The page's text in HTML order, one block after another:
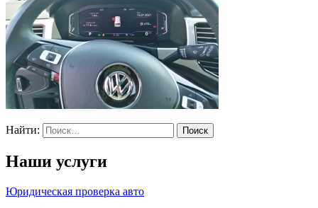
Найти:
Наши услуги
Юридическая проверка авто